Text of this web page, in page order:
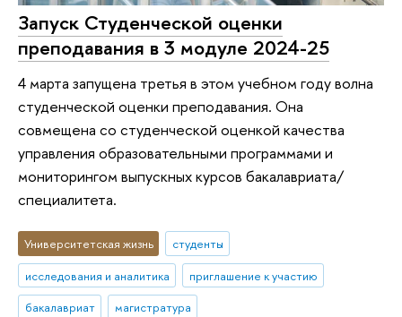
Запуск Студенческой оценки
преподавания в 3 модуле 2024-25
4 марта запущена третья в этом учебном году волна
студенческой оценки преподавания. Она
совмещена со студенческой оценкой качества
управления образовательными программами и
мониторингом выпускных курсов бакалавриата/
специалитета.
Университетская жизнь
студенты
исследования и аналитика
приглашение к участию
бакалавриат
магистратура